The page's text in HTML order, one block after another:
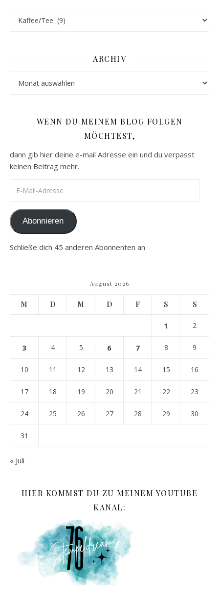
ARCHIV
WENN DU MEINEM BLOG FOLGEN
MÖCHTEST,
dann gib hier deine e-mail Adresse ein und du verpasst
keinen Beitrag mehr.
Abonnieren
Schließe dich 45 anderen Abonnenten an
August 2026
M D M D F S S
1 2
3 4 5 6 7 8 9
10 11 12 13 14 15 16
17 18 19 20 21 22 23
24 25 26 27 28 29 30
31
« Juli
HIER KOMMST DU ZU MEINEM YOUTUBE
KANAL: